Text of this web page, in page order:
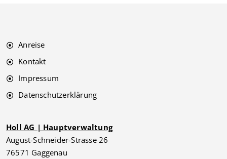
Anreise
Kontakt
Impressum
Datenschutzerklärung
Holl AG | Hauptverwaltung
August-Schneider-Strasse 26
76571 Gaggenau